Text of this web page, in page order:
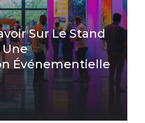
Sur Le Stand
Une
Événementielle